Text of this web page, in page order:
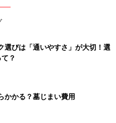
選びは「通いやすさ」が大切！選
？
かかる？墓じまい費用